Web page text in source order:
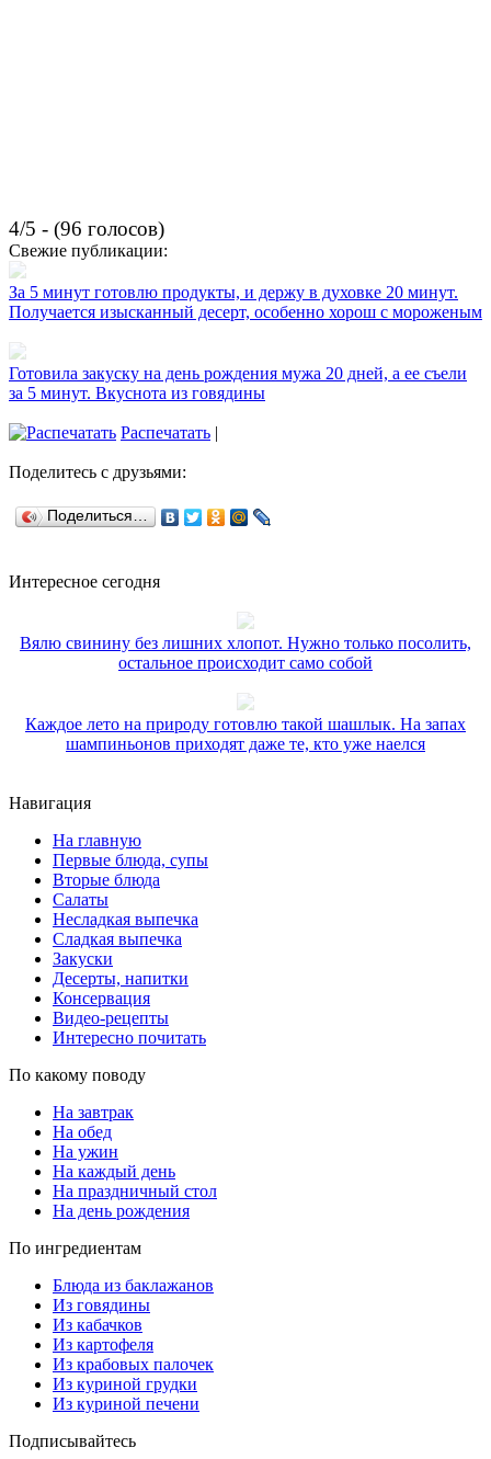
4/5 - (96 голосов)
Свежие публикации:
За 5 минут готовлю продукты, и держу в духовке 20 минут.
Получается изысканный десерт, особенно хорош с мороженым
Готовила закуску на день рождения мужа 20 дней, а ее съели
за 5 минут. Вкуснота из говядины
Распечатать |
Поделитесь с друзьями:
Поделиться…
Интересное сегодня
Вялю свинину без лишних хлопот. Нужно только посолить,
остальное происходит само собой
Каждое лето на природу готовлю такой шашлык. На запах
шампиньонов приходят даже те, кто уже наелся
Навигация
На главную
Первые блюда, супы
Вторые блюда
Салаты
Несладкая выпечка
Сладкая выпечка
Закуски
Десерты, напитки
Консервация
Видео-рецепты
Интересно почитать
По какому поводу
На завтрак
На обед
На ужин
На каждый день
На праздничный стол
На день рождения
По ингредиентам
Блюда из баклажанов
Из говядины
Из кабачков
Из картофеля
Из крабовых палочек
Из куриной грудки
Из куриной печени
Подписывайтесь